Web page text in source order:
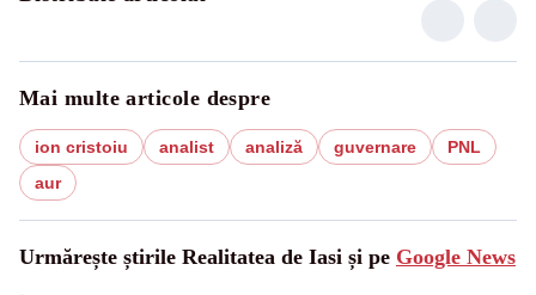
Mai multe articole despre
ion cristoiu analist analiză guvernare
PNL
aur
Urmărește știrile Realitatea de Iasi și pe Google News